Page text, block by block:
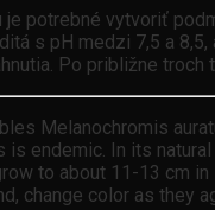
je potrebné vytvoriť
s pH medzi 7,5 a 8,5,
Po približne
Melanochromis
is endemic. In its
to about 11-13 cm
change color as they